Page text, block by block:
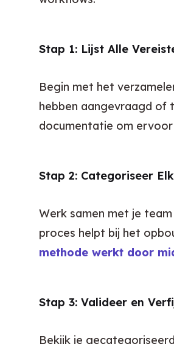
Stap 1: Lijst Alle
Begin met het
hebben aangevraagd of
documentatie om
Stap 2: Categoriseer
Werk samen met je
proces helpt bij het
methode werkt door
Stap 3: Valideer en
Bekijk je